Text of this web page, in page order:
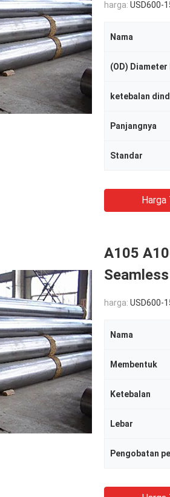
harga: USD600-
Nama
(OD) Diameter
ketebalan
Panjangnya
Standar
Harga
A105
harga: USD600-
Nama
Membentuk
Ketebalan
Lebar
Pengobatan